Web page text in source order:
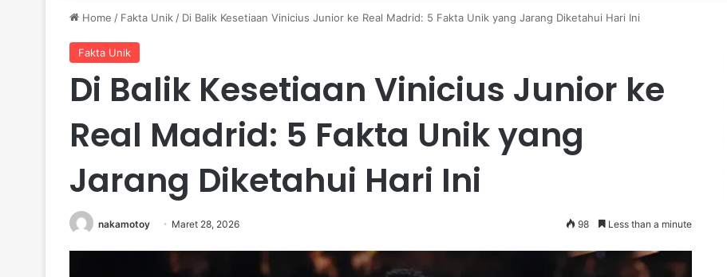
Home / Fakta Unik / Di Balik Kesetiaan Vinicius Junior ke Real Madrid: 5 Fakta Unik yang Jarang Diketahui Hari Ini
Fakta Unik
Di Balik Kesetiaan Vinicius Junior ke
Real Madrid: 5 Fakta Unik yang
Jarang Diketahui Hari Ini
nakamotoy Maret 28, 2026 98 Less than a minute